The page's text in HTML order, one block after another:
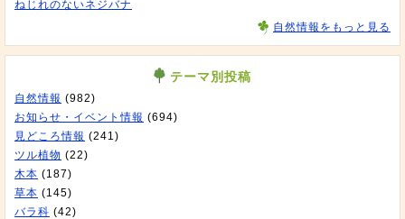
ねじれのないネジバナ
自然情報をもっと見る
テーマ別投稿
自然情報 (982)
お知らせ・イベント情報 (694)
見どころ情報 (241)
ツル植物 (22)
木本 (187)
草本 (145)
バラ科 (42)